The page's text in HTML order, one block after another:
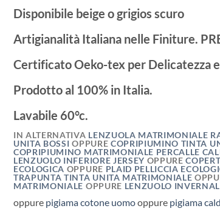
Disponibile beige o grigios scuro
Artigianalità Italiana nelle Finiture.
Certificato Oeko-tex per Delicatezza
Prodotto al 100% in Italia.
Lavabile 60°c.
IN ALTERNATIVA LENZUOLA MATRIMONIALE
UNITA BOSSI OPPURE COPRIPIUMINO TINTA
COPRIPIUMINO MATRIMONIALE PERCALLE
LENZUOLO INFERIORE JERSEY OPPURE
ECOLOGICA OPPURE PLAID PELLICCIA
TRAPUNTA TINTA UNITA MATRIMONIALE
MATRIMONIALE OPPURE LENZUOLO
oppure pigiama cotone uomooppure pigiama